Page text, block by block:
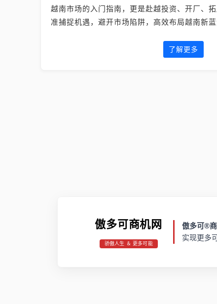
越南市场的入门指南，更是赴越投资、开厂、
准捕捉机遇，避开市场陷阱，高效布局越南新蓝
了解更多
傲多可商机网
骄傲人生 ＆ 更多可能
傲多可®
实现更多